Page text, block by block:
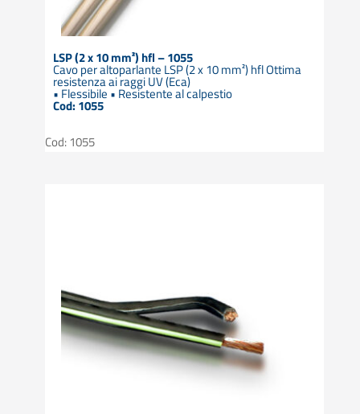
LSP (2 x 10 mm²) hfl – 1055
Cavo per altoparlante LSP (2 x 10 mm²) hfl Ottima
resistenza ai raggi UV (Eca)
• Flessibile • Resistente al calpestio
Cod: 1055
Cod: 1055